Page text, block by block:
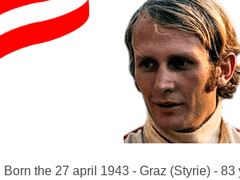
Born the 27 april 1943 - Graz (Styrie) - 83